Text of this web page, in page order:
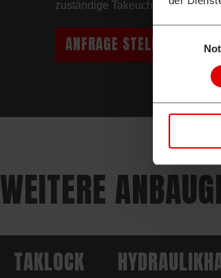
zuständige Takeuchi Partner wird
ANFRAGE STELLEN
WEITERE
TAKLOCK